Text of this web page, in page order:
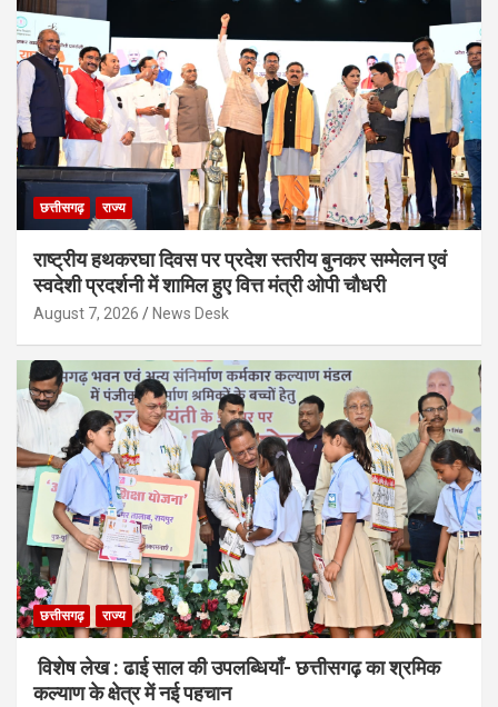
छत्तीसगढ़ राज्य
राष्ट्रीय हथकरघा दिवस पर प्रदेश स्तरीय बुनकर सम्मेलन एवं
स्वदेशी प्रदर्शनी में शामिल हुए वित्त मंत्री ओपी चौधरी
August 7, 2026 News Desk
छत्तीसगढ़ राज्य
विशेष लेख : ढाई साल की उपलब्धियाँ- छत्तीसगढ़ का श्रमिक
कल्याण के क्षेत्र में नई पहचान